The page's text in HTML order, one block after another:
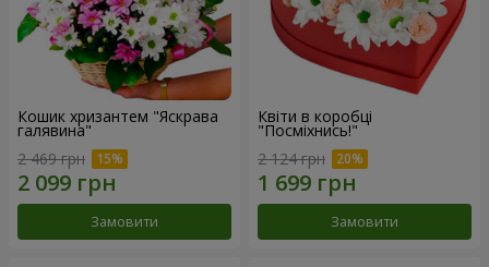
Кошик хризантем "Яскрава
галявина"
2 469 грн
Замовити
Квіти в коробці
"Посміхнись!"
2 124 грн
Замовити